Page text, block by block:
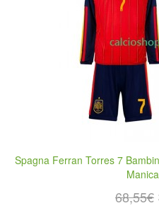
Spagna Ferran Torres 7
68,55€